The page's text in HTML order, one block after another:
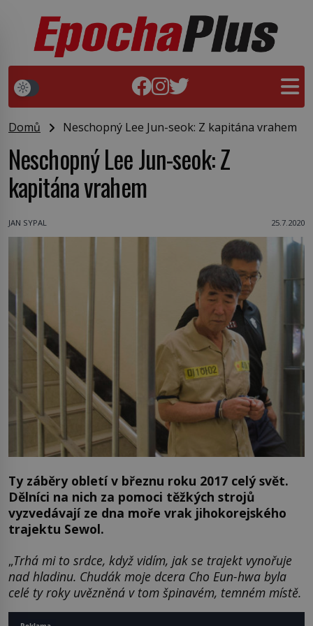
Domů Neschopný Lee Jun-seok: Z kapitána vrahem
Neschopný Lee Jun-seok: Z
kapitána vrahem
JAN SYPAL 25.7.2020
Ty záběry obletí v březnu roku 2017 celý svět.
Dělníci na nich za pomoci těžkých strojů
vyzvedávají ze dna moře vrak jihokorejského
trajektu Sewol.
„Trhá mi to srdce, když vidím, jak se trajekt vynořuje
nad hladinu. Chudák moje dcera Cho Eun-hwa byla
celé ty roky uvězněná v tom špinavém, temném místě.